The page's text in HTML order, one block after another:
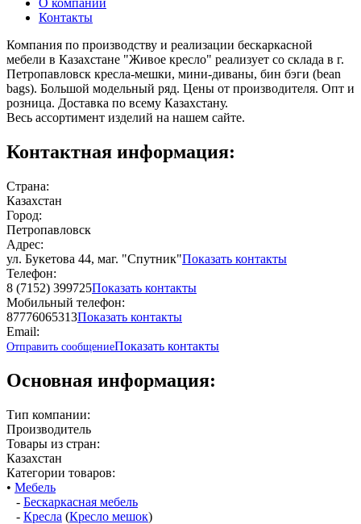
Контакты
Компания по производству и реализации бескаркасной
мебели в Казахстане "Живое кресло" реализует со склада в г.
Петропавловск кресла-мешки, мини-диваны, бин бэги (bean
bags). Большой модельный ряд. Цены от производителя. Опт и
розница. Доставка по всему Казахстану.
Весь ассортимент изделий на нашем сайте.
Контактная информация:
Страна:
Казахстан
Город:
Петропавловск
Адрес:
ул. Букетова 44, маг. "Спутник"Показать контакты
Телефон:
8 (7152) 399725Показать контакты
Мобильный телефон:
87776065313Показать контакты
Email:
Отправить сообщениеПоказать контакты
Основная информация:
Тип компании:
Производитель
Товары из стран:
Казахстан
Категории товаров:
• Мебель
- Бескаркасная мебель
- Кресла (Кресло мешок)